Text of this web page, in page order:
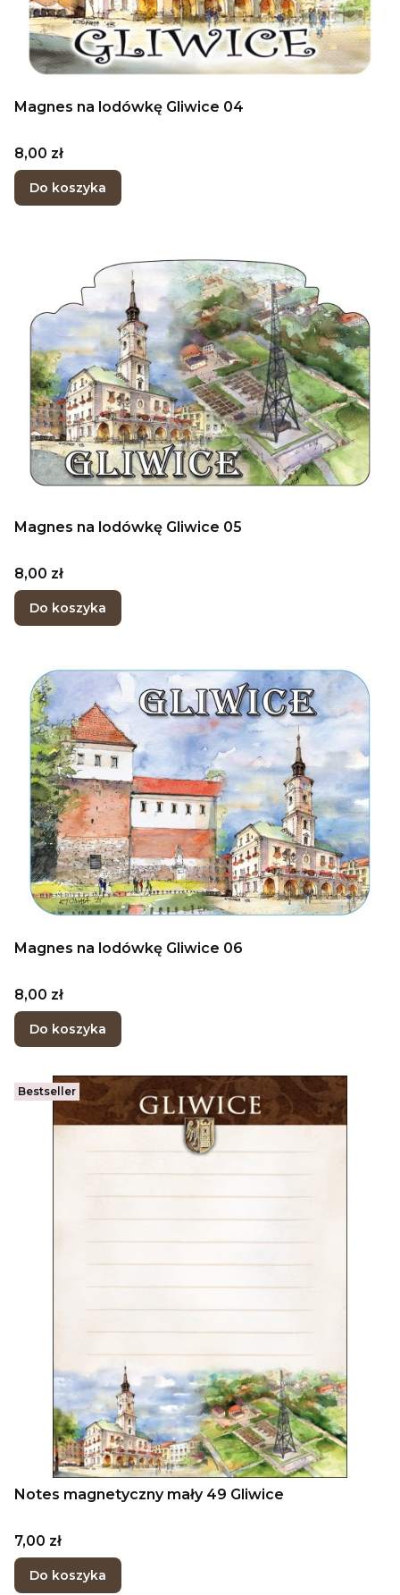
Magnes na lodówkę Gliwice 04
Cena
8,00 zł
Do koszyka
Magnes na lodówkę Gliwice 05
Cena
8,00 zł
Do koszyka
Magnes na lodówkę Gliwice 06
Cena
8,00 zł
Do koszyka
Bestseller
Notes magnetyczny mały 49 Gliwice
Cena
7,00 zł
Do koszyka